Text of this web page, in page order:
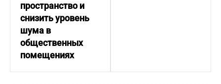
а
пространство и
снизить уровень
шума в
общественных
помещениях